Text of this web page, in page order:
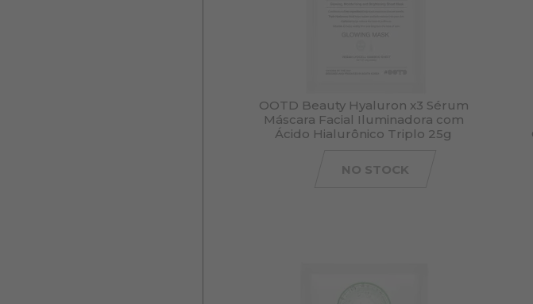
OOTD Beauty Hyaluron x3 Sérum
Máscara Facial Iluminadora com
Ácido Hialurônico Triplo 25g
NO STOCK